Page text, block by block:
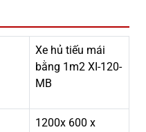
Xe hủ tiếu mái
bằng 1m2 XI-120-
MB
1200x 600 x